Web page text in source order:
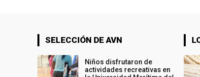
SELECCIÓN DE AVN
Niños disfrutaron de
actividades recreativas en